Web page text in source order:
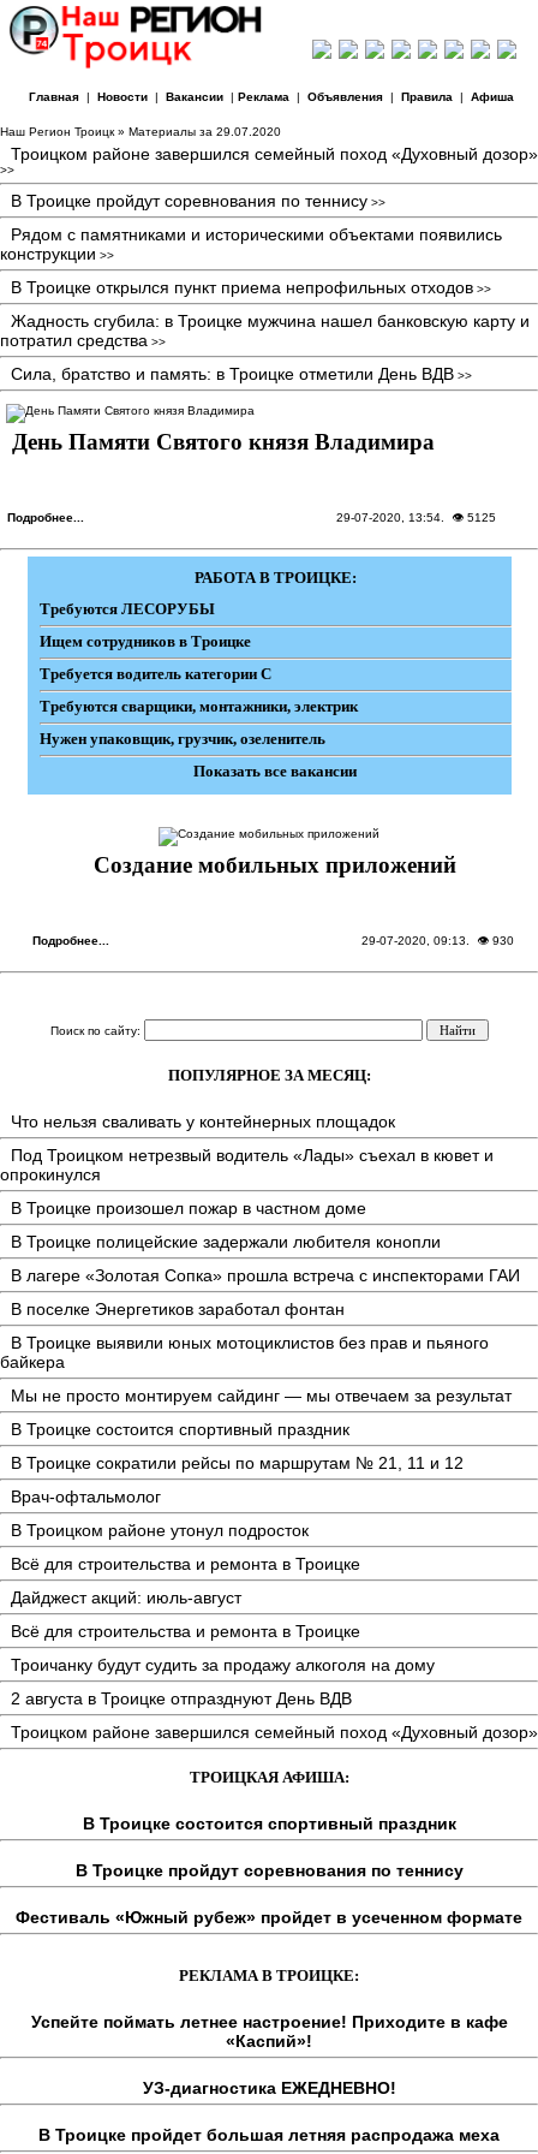
Главная| Новости| Вакансии| Реклама | Объявления| Правила | Афиша
Наш Регион Троицк » Материалы за 29.07.2020
Троицком районе завершился семейный поход «Духовный дозор»
>>
В Троицке пройдут соревнования по теннису >>
Рядом с памятниками и историческими объектами появились
конструкции >>
В Троицке открылся пункт приема непрофильных отходов >>
Жадность сгубила: в Троицке мужчина нашел банковскую карту и
потратил средства >>
Сила, братство и память: в Троицке отметили День ВДВ >>
День Памяти Святого князя Владимира
Подробнее... 29-07-2020, 13:54 . 👁 5125
РАБОТА В ТРОИЦКЕ:
Требуются ЛЕСОРУБЫ
Ищем сотрудников в Троицке
Требуется водитель категории С
Требуются сварщики, монтажники, электрик
Нужен упаковщик, грузчик, озеленитель
Показать все вакансии
Создание мобильных приложений
Подробнее... 29-07-2020, 09:13 . 👁 930
Поиск по сайту:
ПОПУЛЯРНОЕ ЗА МЕСЯЦ:
Что нельзя сваливать у контейнерных площадок
Под Троицком нетрезвый водитель «Лады» съехал в кювет и
опрокинулся
В Троицке произошел пожар в частном доме
В Троицке полицейские задержали любителя конопли
В лагере «Золотая Сопка» прошла встреча с инспекторами ГАИ
В поселке Энергетиков заработал фонтан
В Троицке выявили юных мотоциклистов без прав и пьяного
байкера
Мы не просто монтируем сайдинг — мы отвечаем за результат
В Троицке состоится спортивный праздник
В Троицке сократили рейсы по маршрутам № 21, 11 и 12
Врач-офтальмолог
В Троицком районе утонул подросток
Всё для строительства и ремонта в Троицке
Дайджест акций: июль-август
Всё для строительства и ремонта в Троицке
Троичанку будут судить за продажу алкоголя на дому
2 августа в Троицке отпразднуют День ВДВ
Троицком районе завершился семейный поход «Духовный дозор»
ТРОИЦКАЯ АФИША:
В Троицке состоится спортивный праздник
В Троицке пройдут соревнования по теннису
Фестиваль «Южный рубеж» пройдет в усеченном формате
РЕКЛАМА В ТРОИЦКЕ:
Успейте поймать летнее настроение! Приходите в кафе
«Каспий»!
УЗ-диагностика ЕЖЕДНЕВНО!
В Троицке пройдет большая летняя распродажа меха